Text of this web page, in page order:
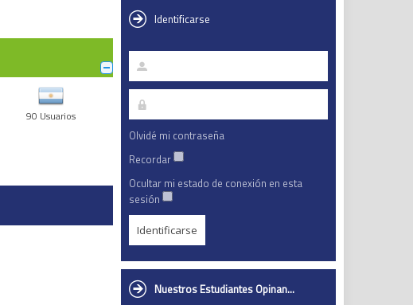
Identificarse
Olvidé mi contraseña
Recordar
Ocultar mi estado de conexión en esta
sesión
Nuestros Estudiantes Opinan...
90 Usuarios